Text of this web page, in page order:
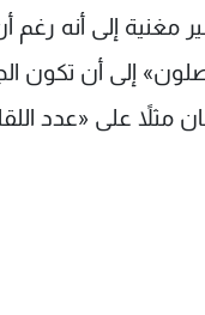
إلى أنه رغم
إلى أن تكون
مثلاً على «عدد